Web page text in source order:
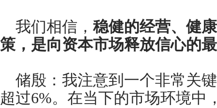
我们相信， 稳健的经营、健
策，是向资本市场释放信心的
储殷：我注意到一个非常关
超过6%。在当下的市场环境中